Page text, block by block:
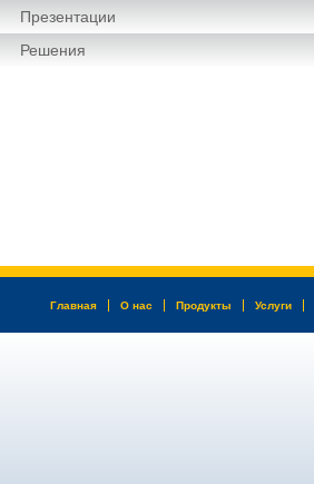
Презентации
Решения
Главная О нас Продукты Услуги